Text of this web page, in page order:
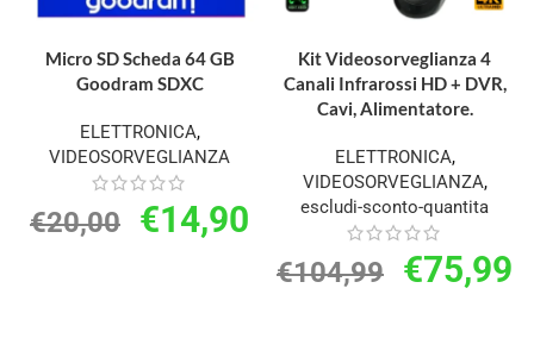
Micro SD Scheda 64 GB
Goodram SDXC
ELETTRONICA,
VIDEOSORVEGLIANZA
€20,00 €14,90
Kit Videosorveglianza 4
Canali Infrarossi HD + DVR,
Cavi, Alimentatore.
ELETTRONICA,
VIDEOSORVEGLIANZA,
escludi-sconto-quantita
€104,99 €75,99